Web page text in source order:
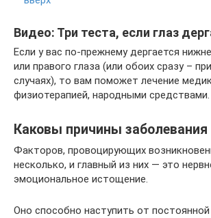
Видео: Три теста, если глаз
Если у вас по-прежнему дергается
или правого глаза (или обоих сразу –
случаях), то вам поможет лечение
физиотерапией, народными средствами.
Каковы причины заболевания
Факторов, провоцирующих
несколько, и главный из них — это
эмоциональное истощение.
Оно способно наступить от